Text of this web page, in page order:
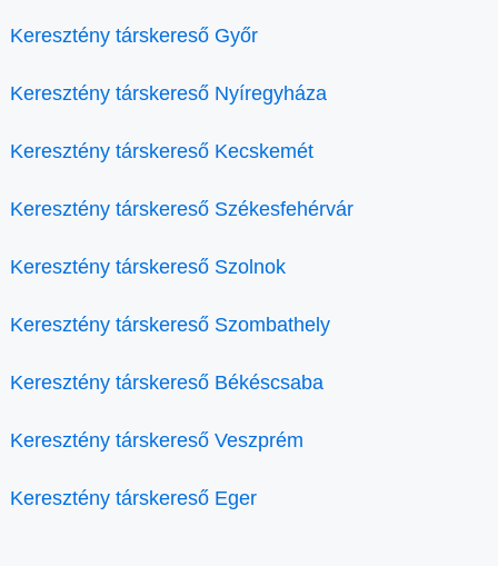
Keresztény társkereső Győr
Keresztény társkereső Nyíregyháza
Keresztény társkereső Kecskemét
Keresztény társkereső Székesfehérvár
Keresztény társkereső Szolnok
Keresztény társkereső Szombathely
Keresztény társkereső Békéscsaba
Keresztény társkereső Veszprém
Keresztény társkereső Eger